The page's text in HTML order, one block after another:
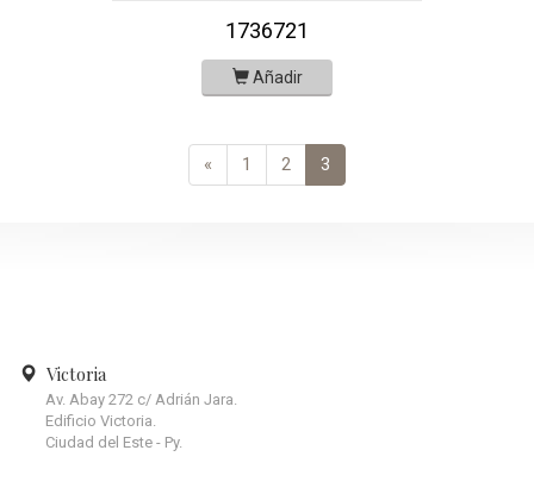
1736721
Añadir
« 1 2 3
Victoria
Av. Abay 272 c/ Adrián Jara.
Edificio Victoria.
Ciudad del Este - Py.